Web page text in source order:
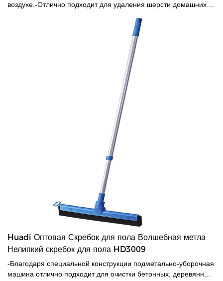
воздухе.-Отлично подходит для удаления шерсти домашних
Huadi Оптовая Скребок для пола Волшебная метла
Нелипкий скребок для пола HD3009
-Благодаря специальной конструкции подметально-уборочная
машина отлично подходит для очистки бетонных, деревянных,